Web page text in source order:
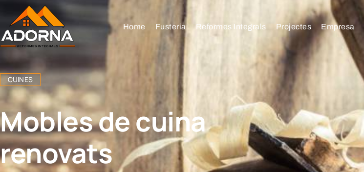
Home Fusteria Reformes Integrals Projectes Empresa
CUINES
Mobles de cuina
renovats